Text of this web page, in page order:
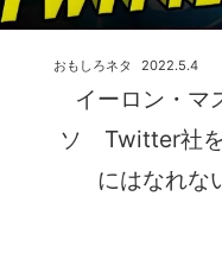
イーロン・マ
ソ Twitter社を
にはなれな
2022.5.4
おもしろネタ